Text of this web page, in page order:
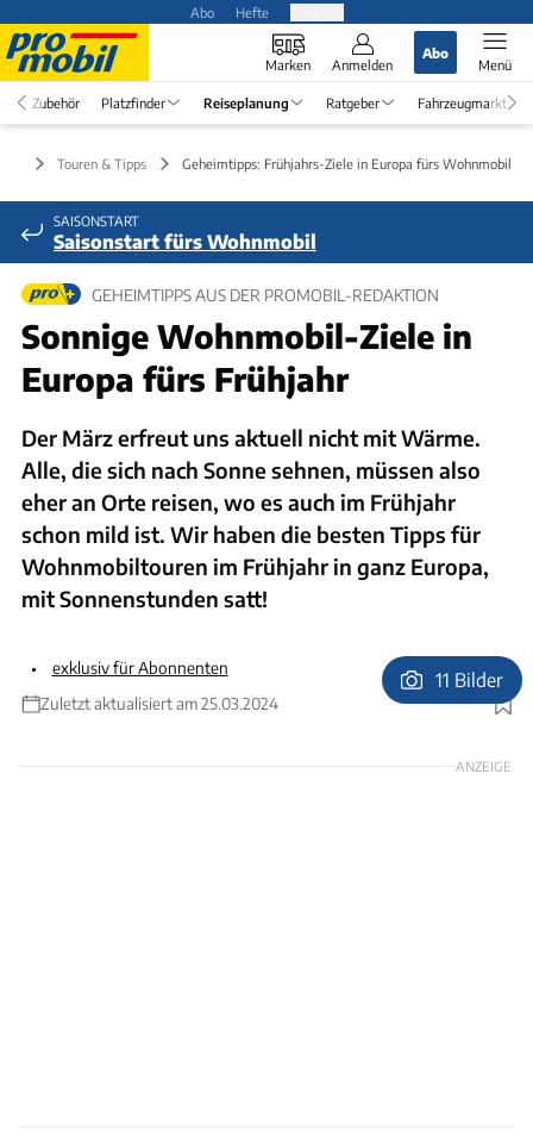
Abo Hefte
Marken Anmelden
Abo
Menü
Zubehör Platzfinder Reiseplanung Ratgeber Fahrzeugmarkt
Touren & Tipps Geheimtipps: Frühjahrs-Ziele in Europa fürs Wohnmobil
SAISONSTART
Saisonstart fürs Wohnmobil
GEHEIMTIPPS AUS DER PROMOBIL-REDAKTION
Sonnige Wohnmobil-Ziele in
Europa fürs Frühjahr
Der März erfreut uns aktuell nicht mit Wärme.
Alle, die sich nach Sonne sehnen, müssen also
eher an Orte reisen, wo es auch im Frühjahr
schon mild ist. Wir haben die besten Tipps für
Wohnmobiltouren im Frühjahr in ganz Europa,
mit Sonnenstunden satt!
exklusiv für Abonnenten
Zuletzt aktualisiert am 25.03.2024
Foto: Didier Marti via getty images
11 Bilder
ANZEIGE